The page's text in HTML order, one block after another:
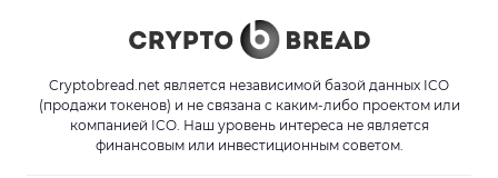
Cryptobread.net является независимой базой данных ICO
(продажи токенов) и не связана с каким-либо проектом или
компанией ICO. Наш уровень интереса не является
финансовым или инвестиционным советом.